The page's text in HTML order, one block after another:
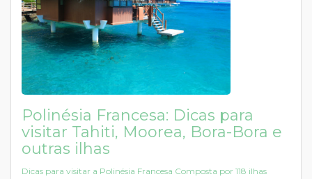
Polinésia Francesa: Dicas para
visitar Tahiti, Moorea, Bora-Bora e
outras ilhas
Dicas para visitar a Polinésia Francesa Composta por 118 ilhas